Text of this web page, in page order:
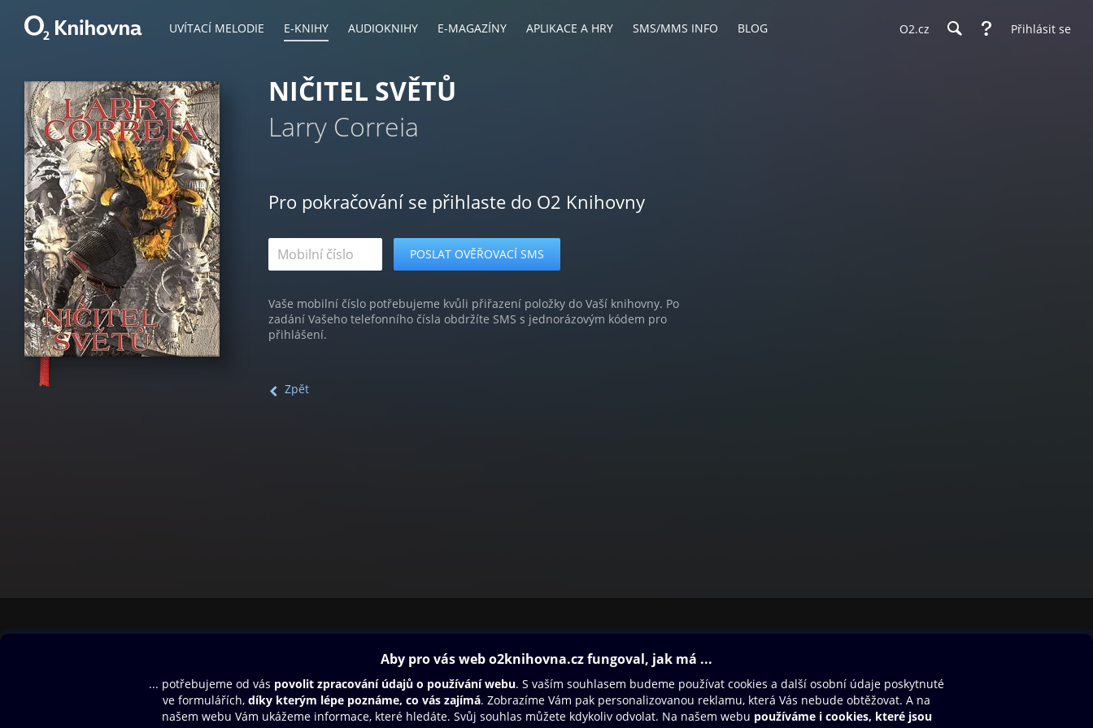
UVÍTACÍ MELODIE E-KNIHY AUDIOKNIHY E-MAGAZÍNY APLIKACE A HRY SMS/MMS INFO BLOG O2.cz Přihlásit se
NIČITEL SVĚTŮ
Larry Correia
Pro pokračování se přihlaste do O2 Knihovny
Vaše mobilní číslo potřebujeme kvůli přiřazení položky do Vaší knihovny. Po
zadání Vašeho telefonního čísla obdržíte SMS s jednorázovým kódem pro
přihlášení.
Zpět
Aplikace a hry
SMS/MMS Info
Blog
Dárkový poukaz
Nápověda
Oneplay Originály
Sport